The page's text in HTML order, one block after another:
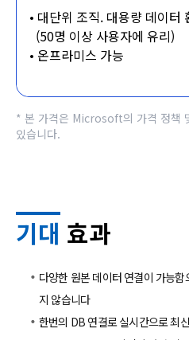
• 대단위 조직. 대용량 데이터
(50명 이상 사용자에 유리)
• 온프라미스 가능
* 본 가격은 Microsoft의 가격 정책
있습니다.
기대 효과
다양한 원본 데이터 연결이 가능
지 않습니다
한번의 DB 연결로 실시간으로 최